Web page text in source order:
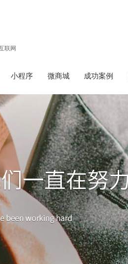
联网
小程序 微商城 成功案例